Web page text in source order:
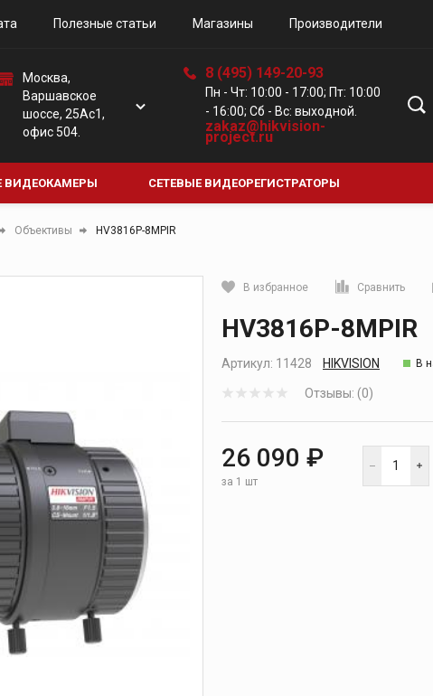
Полезные статьи Магазины Производители
Москва,
Варшавское
шоссе, 25Ас1,
офис 504.
8 (495) 149-20-93
Пн - Чт: 10:00 - 17:00; Пт: 10:00
- 16:00; Сб - Вс: выходной.
zakaz@hikvision-
project.ru
ВИДЕОКАМЕРЫ СЕТЕВЫЕ ВИДЕОРЕГИСТРАТОРЫ
КАМЕРЫ ЦИФРОВЫЕ ВИДЕОРЕГИСТРАТОРЫ
Объективы HV3816P-8MPIR
В избранное Сравнить
Кликните, чтобы скопировать прямую ссылку
HV3816P-8MPIR
Артикул: 11428 HIKVISION В
Отзывы: (0)
26 090 ₽
за 1 шт